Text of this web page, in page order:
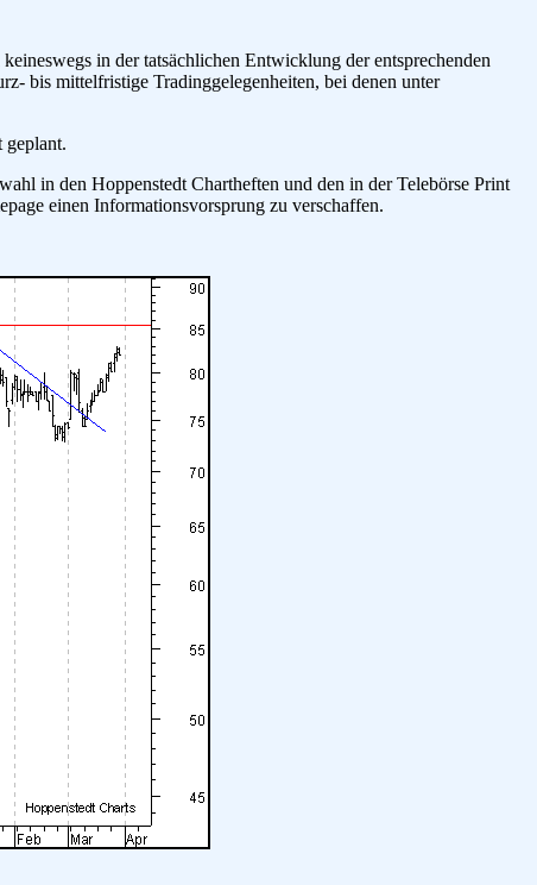
in der tatsächlichen Entwicklung der entsprechenden
bis mittelfristige Tradinggelegenheiten, bei denen unter
geplant.
in den Hoppenstedt Chartheften und den in der Telebörse Print
einen Informationsvorsprung zu verschaffen.